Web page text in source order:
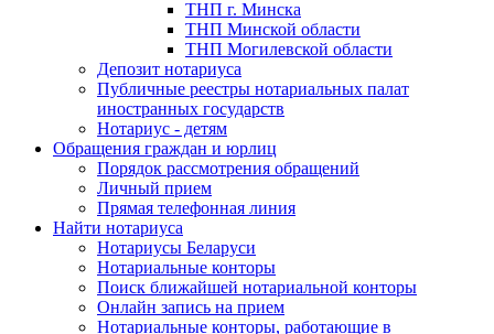
ТНП г. Минска
ТНП Минской области
ТНП Могилевской области
Депозит нотариуса
Публичные реестры нотариальных палат
иностранных государств
Нотариус - детям
Обращения граждан и юрлиц
Порядок рассмотрения обращений
Личный прием
Прямая телефонная линия
Найти нотариуса
Нотариусы Беларуси
Нотариальные конторы
Поиск ближайшей нотариальной конторы
Онлайн запись на прием
Нотариальные конторы, работающие в